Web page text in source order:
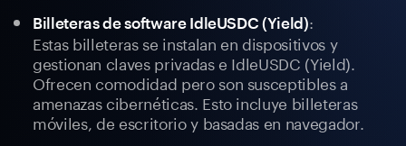
Billeteras de software IdleUSDC (Yield):
Estas billeteras se instalan en dispositivos y
gestionan claves privadas e IdleUSDC (Yield).
Ofrecen comodidad pero son susceptibles a
amenazas cibernéticas. Esto incluye billeteras
móviles, de escritorio y basadas en navegador.